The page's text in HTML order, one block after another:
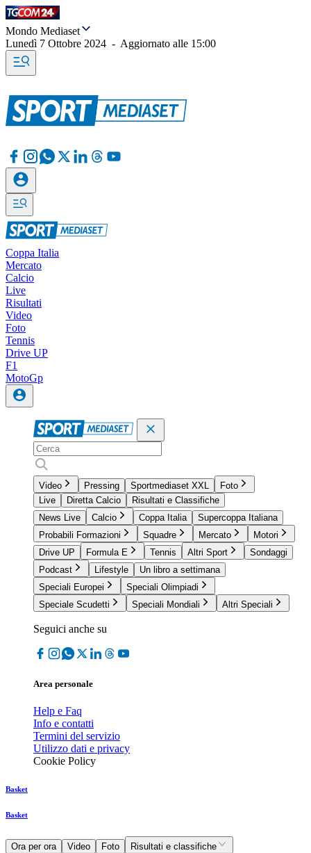
Mondo Mediaset
Lunedì 7 Ottobre 2024 - Aggiornato alle 15:00
Coppa Italia
Mercato
Calcio
Live
Risultati
Video
Foto
Tennis
Drive UP
F1
MotoGp
Video Pressing Sportmediaset XXL
Foto
Live
Diretta Calcio
Risultati e Classifiche
News Live
Calcio Coppa Italia
Supercoppa Italiana
Probabili Formazioni
Squadre Mercato
Motori
Drive UP
Formula E Tennis Altri Sport
Sondaggi
Podcast
Lifestyle
Un libro a settimana
Speciali Europei
Speciali Olimpiadi
Speciale Scudetti
Speciali Mondiali Altri Speciali
Seguici anche su
Area personale
Help e Faq
Info e contatti
Termini del servizio
Utilizzo dati e privacy
Cookie Policy
Basket
Basket
Ora per ora Video Foto Risultati e classifiche